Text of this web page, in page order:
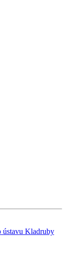
Kladruby